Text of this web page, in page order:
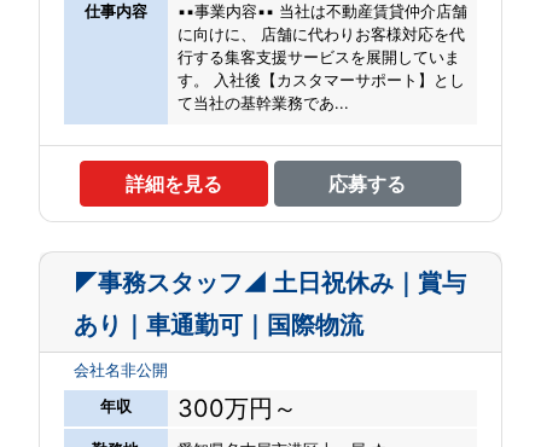
仕事内容
▪▪事業内容▪▪ 当社は不動産賃貸仲介店舗
に向けに、 店舗に代わりお客様対応を代
行する集客支援サービスを展開していま
す。 入社後【カスタマーサポート】とし
て当社の基幹業務であ...
詳細を見る 応募する
◤事務スタッフ◢ 土日祝休み｜賞与
あり｜車通勤可｜国際物流
会社名非公開
年収
300万円～